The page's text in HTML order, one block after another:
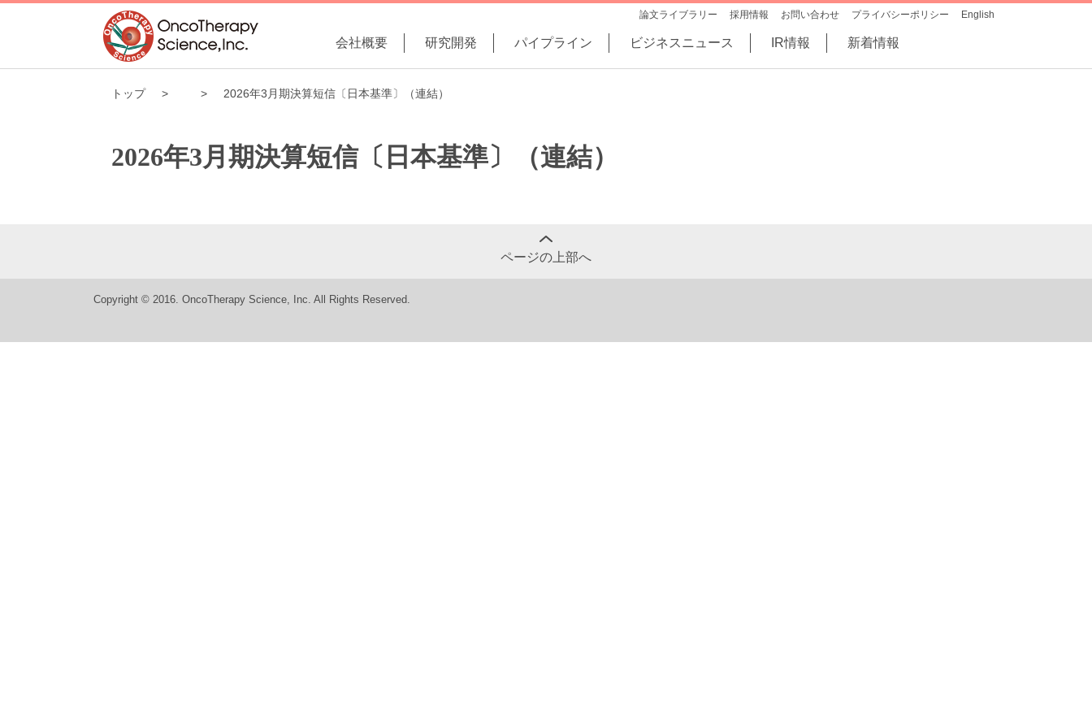
論文ライブラリー 採用情報 お問い合わせ プライバシーポリシー English
会社概要 研究開発 パイプライン ビジネスニュース IR情報 新着情報
トップ 2026年3月期決算短信〔日本基準〕（連結）
2026年3月期決算短信〔日本基準〕（連結）
ページの上部へ
Copyright © 2016. OncoTherapy Science, Inc. All Rights Reserved.